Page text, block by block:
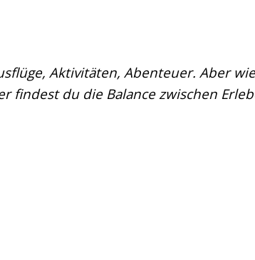
Aktivitäten, Abenteuer. Aber
findest du die Balance zwischen